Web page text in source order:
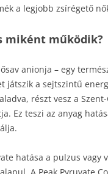
a legjobb zsírégető
miként működik?
anionja – egy
játszik a sejtszintű
részt vesz a
Ez teszi az anyag
hatása a pulzus vagy